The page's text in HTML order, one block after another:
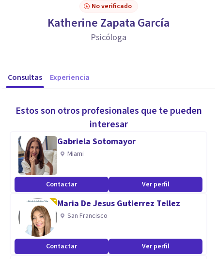
No verificado
Katherine Zapata García
Psicóloga
Consultas Experiencia
Estos son otros profesionales que te pueden
interesar
Gabriela Sotomayor
Miami
Contactar Ver perfil
Maria De Jesus Gutierrez Tellez
San Francisco
Contactar Ver perfil